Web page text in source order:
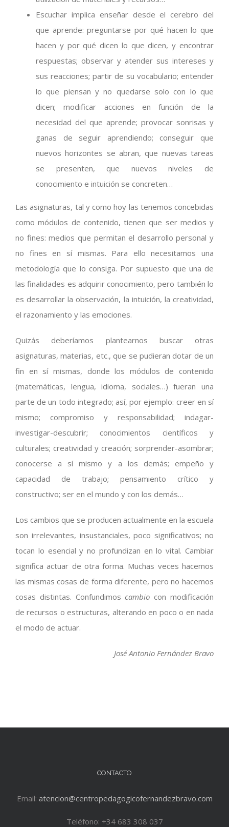
Escuchar implica enseñar desde el cerebro del
que aprende: preguntarse por qué hacen lo que
hacen y por qué dicen lo que dicen, y encontrar
respuestas; observar y atender sus intereses y
sus reacciones; partir de su vocabulario; entender
lo que piensan y no quedarse solo con lo que
dicen; modificar acciones en función de la
necesidad del que aprende; provocar sonrisas y
ganas de seguir aprendiendo; conseguir que
nuevos horizontes se abran, que nuevas tareas
se presenten, que nuevos niveles de
conocimiento e intuición se concreten…
Las asignaturas, tal y como hoy las tenemos concebidas
como módulos de contenido, tienen que ser medios y
no fines: medios que permitan el desarrollo personal y
no fines en sí mismas. Para ello necesitamos una
metodología que lo consiga. Por supuesto que una de
las finalidades es adquirir conocimiento, pero también lo
es desarrollar la observación, la intuición, la creatividad,
el razonamiento y las emociones.
Quizás deberíamos plantearnos buscar otras
asignaturas, materias, etc., que se pudieran dotar de un
fin en sí mismas, donde los módulos de contenido
(matemáticas, lengua, idioma, sociales…) fueran una
parte de un todo integrado; así, por ejemplo: creer en sí
mismo; compromiso y responsabilidad; indagar-
investigar-descubrir; conocimientos científicos y
culturales; creatividad y creación; sorprender-asombrar;
conocerse a sí mismo y a los demás; empeño y
capacidad de trabajo; pensamiento crítico y
constructivo; ser en el mundo y con los demás…
Los cambios que se producen actualmente en la escuela
son irrelevantes, insustanciales, poco significativos; no
tocan lo esencial y no profundizan en lo vital. Cambiar
significa actuar de otra forma. Muchas veces hacemos
las mismas cosas de forma diferente, pero no hacemos
cosas distintas. Confundimoscambio con modificación
de recursos o estructuras, alterando en poco o en nada
el modo de actuar.
José Antonio Fernández Bravo
CONTACTO
Email: atencion@centropedagogicofernandezbravo.com
Teléfono: +34 683 308 037